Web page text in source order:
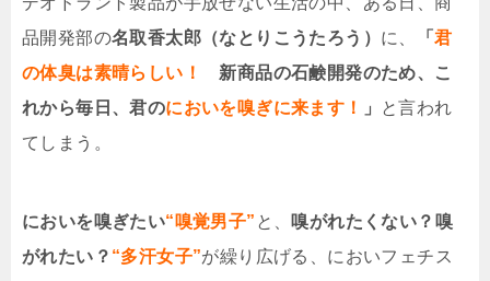
品開発部の名取香太郎（なとりこうたろう） に、 「君
の体臭は素晴らしい！
新商品の石鹸開発のため、こ
れから毎日、君のにおいを嗅ぎに来ます！ 」
と言われ
てしまう。
においを嗅ぎたい“嗅覚男子” と、 嗅がれたくない？嗅
がれたい？ “多汗女子”が繰り広げる、においフェチス